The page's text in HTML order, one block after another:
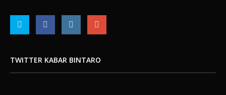
TWITTER KABAR BINTARO
About 3 years agofrom IG : KabarBintaro's Twitter
for iPhone